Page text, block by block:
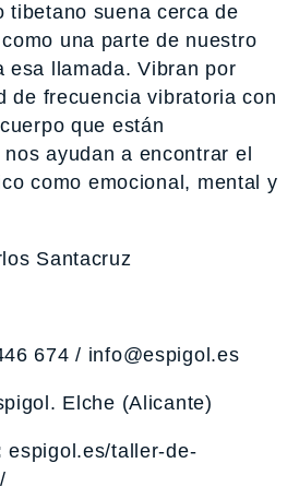
tibetano suena cerca de
una parte de nuestro
esa llamada. Vibran por
de frecuencia vibratoria con
que están
ayudan a encontrar el
como emocional, mental y
Santacruz
674 / info@espigol.es
Elche (Alicante)
espigol.es/taller-de-